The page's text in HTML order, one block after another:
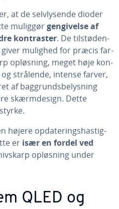
at de selvly­sen­de dioder
muliggørgen­gi­vel­se af
kon­tra­ster. De til­stø­de­n­
giver mulighed for præcis far­
opløsning, meget høje kon­
strålende, intense farver,
af bag­grunds­be­lys­ning
skærm­de­sign. Dette
højere op­da­te­rings­hastig­
er især en fordel ved
opløsning under
QLED og